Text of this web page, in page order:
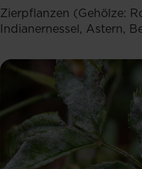
Zierpflanzen (Gehölze:
Indianernessel, Astern,